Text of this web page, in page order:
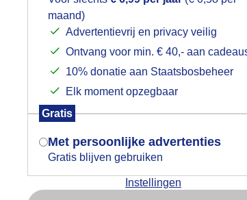
maand)
Advertentievrij en privacy veilig
Ontvang voor min. € 40,- aan
10% donatie aan Staatsbosbeheer
Elk moment opzegbaar
Gratis
Met persoonlijke advertenties
Gratis blijven gebruiken
Instellingen
Foto en video Weerzine
Mogen we je locatie gebruiken
het weer?
Indien je hier nog geen akkoord op
gegeven, verschijnt er zo een pop-up
je browser waarin deze toestemming
gevraagd wordt.
Is goed, toon de popup